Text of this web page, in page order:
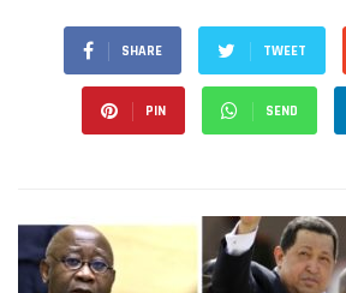
SHARE TWEET
PIN SEND